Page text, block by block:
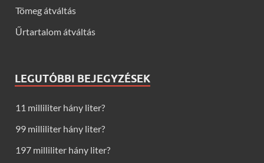
Tömeg átváltás
Űrtartalom átváltás
LEGUTÓBBI BEJEGYZÉSEK
11 milliliter hány liter?
99 milliliter hány liter?
197 milliliter hány liter?